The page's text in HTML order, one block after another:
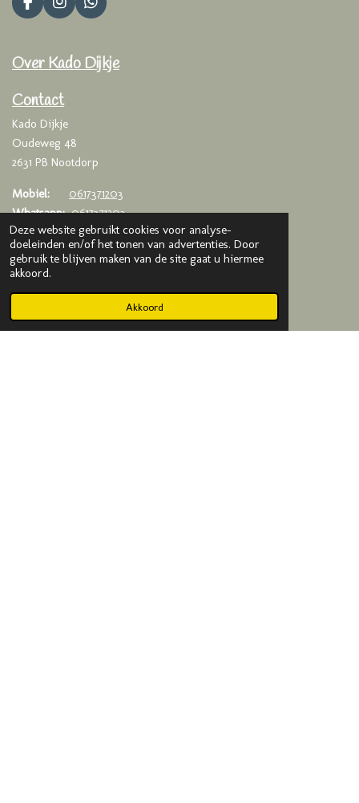
Deze website gebruikt cookies voor analyse-
doeleinden en/of het tonen van advertenties. Door
gebruik te blijven maken van de site gaat u hiermee
akkoord.
Akkoord
F
a
b
o
k
I
n
a
r
a
m
W
h
s
Over Kado Dijkje
Contact
Kado Dijkje
Oudeweg 48
2631 PB Nootdorp
Mobiel:
0617371203
Whatsapp:0617371203
Email:
info@kadodijkje.nl
KVK: 75993376